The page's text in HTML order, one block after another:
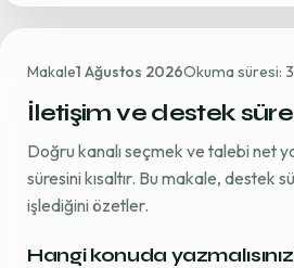
Makale1 Ağustos 2026Okuma süresi:
İletişim ve destek
Doğru kanalı seçmek ve talebi net
süresini kısaltır. Bu makale, destek
işlediğini özetler.
Hangi konuda